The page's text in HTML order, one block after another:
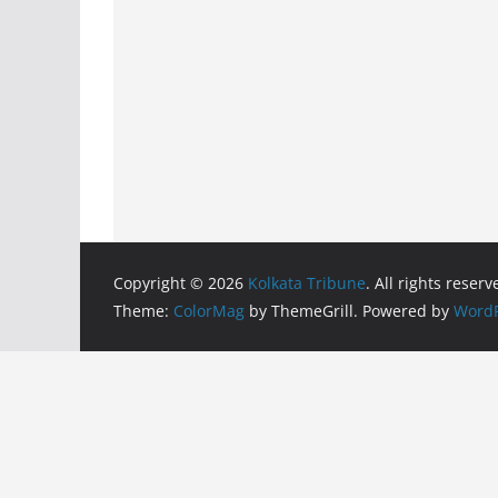
Copyright © 2026 Kolkata Tribune. All rights
Theme: ColorMag by ThemeGrill. Powered by